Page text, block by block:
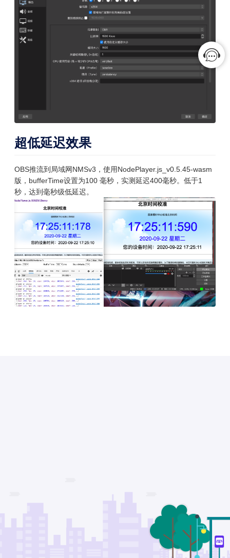
超低延迟效果
OBS推流到局域网NMSv3，使用NodePlayer.js_v0.5.45-wasm
版，bufferTime设置为100 毫秒，实测延迟400毫秒。低于1
秒，达到毫秒级低延迟。